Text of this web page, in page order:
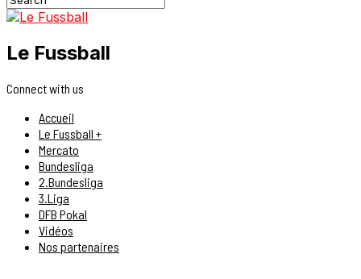
Le Fussball
Connect with us
Accueil
Le Fussball +
Mercato
Bundesliga
2.Bundesliga
3.Liga
DFB Pokal
Vidéos
Nos partenaires